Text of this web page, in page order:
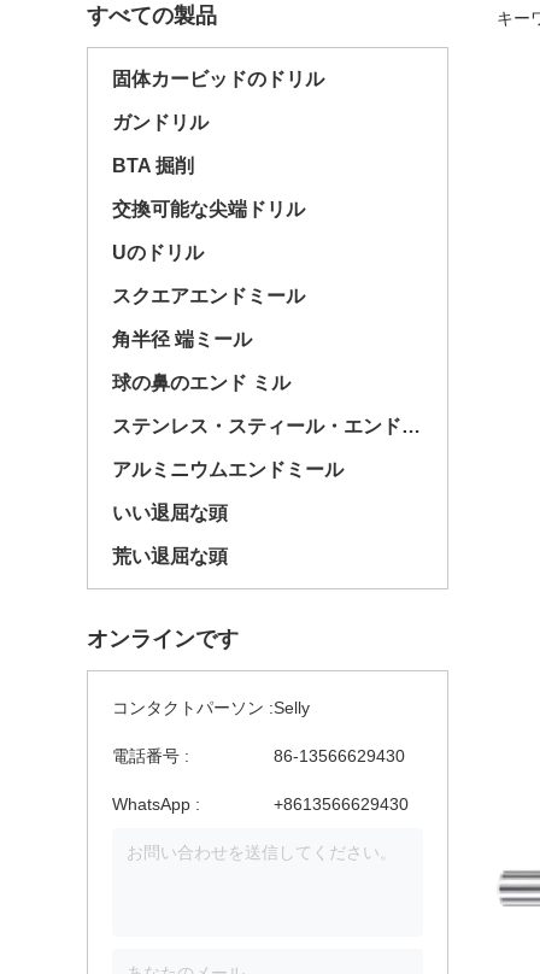
すべての製品
固体カービッドのドリル
ガンドリル
BTA 掘削
交換可能な尖端ドリル
Uのドリル
スクエアエンドミール
角半径 端ミール
球の鼻のエンド ミル
ステンレス・スティール・エンド・ミール
アルミニウムエンドミール
いい退屈な頭
荒い退屈な頭
オンラインです
コンタクトパーソン :Selly
電話番号 : 86-13566629430
WhatsApp : +8613566629430
キー